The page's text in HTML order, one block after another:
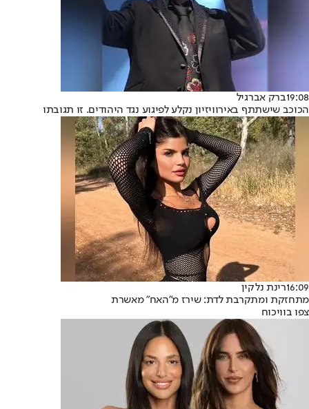
19:08ברק אברגיל
הכוכב שישתתף באירוויזיון נקלע לפיגוע נגד היהודים. זו תגובתו
16:09רינת נלקין
מתחזקת ומתקרבת לדת: שירז מ"האח" מאשרת
צפו בוויכוח